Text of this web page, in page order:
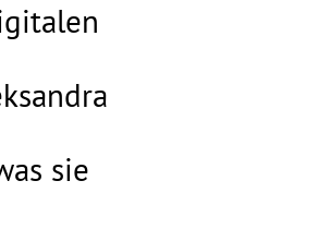
sie